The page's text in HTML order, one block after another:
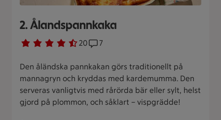
2. Ålandspannkaka
Betyg 4.3 av 5. 20
20 personer har röstatReceptet har 7 kommentarer
7
Den åländska pannkakan görs traditionellt på
mannagryn och kryddas med kardemumma. Den
serveras vanligtvis med rårörda bär eller sylt, helst
gjord på plommon, och såklart – vispgrädde!